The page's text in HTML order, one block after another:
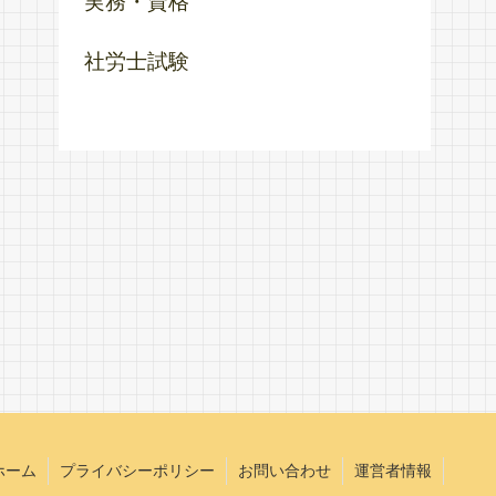
社労士試験
ーム プライバシーポリシー お問い合わせ 運営者情報